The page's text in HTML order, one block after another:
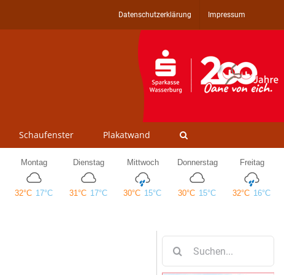
Datenschutzerklärung Impressum
Schaufenster Plakatwand
nach: